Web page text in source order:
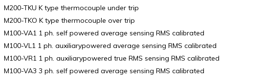
M200-TKU K type thermocouple under trip
M200-TKO K type thermocouple over trip
M100-VA1 1 ph. self powered average sensing RMS calibrated
M100-VL1 1 ph. auxiliarypowered average sensing RMS calibrated
M100-VR1 1 ph. auxiliarypowered true RMS sensing RMS calibrated
M100-VA3 3 ph. self powered average sensing RMS calibrated